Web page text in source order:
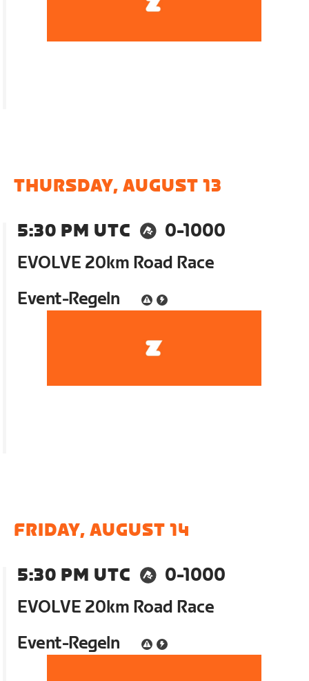
THURSDAY, AUGUST 13
5:30 PM UTC
0-1000
EVOLVE 20km Road Race
Event-Regeln
FRIDAY, AUGUST 14
5:30 PM UTC
0-1000
EVOLVE 20km Road Race
Event-Regeln